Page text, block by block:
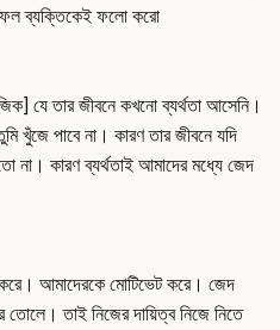
ব্যক্তিকেই ফলো করো
যে তার জীবনে কখনো ব্যর্থতা আসেনি।
খুঁজে পাবে না। কারণ তার জীবনে যদি
কারণ ব্যর্থতাই আমাদের মধ্যে জেদ
আমাদেরকে মোটিভেট করে। জেদ
তাই নিজের দায়িত্ব নিজে নিতে